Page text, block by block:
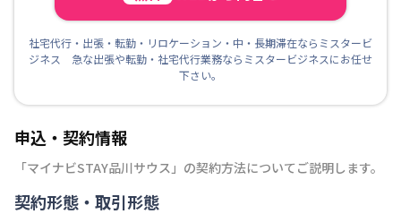
社宅代行・出張・転勤・リロケーション・中・長期滞在ならミスタービ
ジネス 急な出張や転勤・社宅代行業務ならミスタービジネスにお任せ
下さい。
申込・契約情報
「マイナビSTAY品川サウス 」の契約方法についてご説明します。
契約形態・取引形態